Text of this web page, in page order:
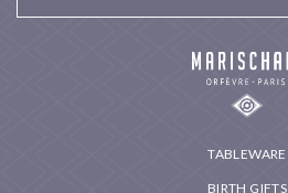
TABLEWARE
BIRTH GIFTS